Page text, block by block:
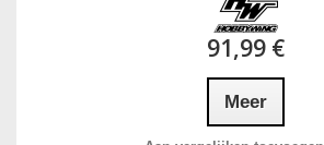
91,99 €
Meer